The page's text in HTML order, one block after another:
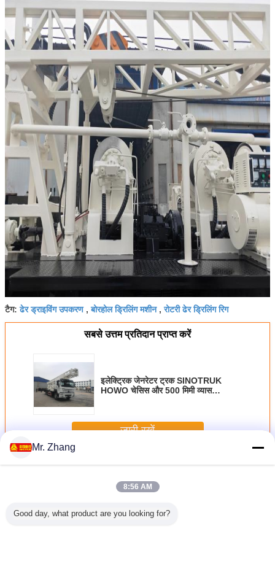
टैग:ढेर ड्राइविंग उपकरण,बोरहोल ड्रिलिंग मशीन,रोटरी ढेर ड्रिलिंग रिग
सबसे उत्तम प्रतिदान प्राप्त करें
इलेक्ट्रिक जेनरेटर ट्रक SINOTRUK
HOWO चेसिस और 500 मिमी व्यास
जारी रखें
अधिकढेर ड्रिलिंग मशीन
Mr. Zhang
8:56 AM
Good day, what product are you looking for?